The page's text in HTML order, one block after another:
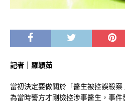
記者｜羅穎茹
當初決定要做關於「醫生被控誤殺
為當時警方才剛檢控涉事醫生，事